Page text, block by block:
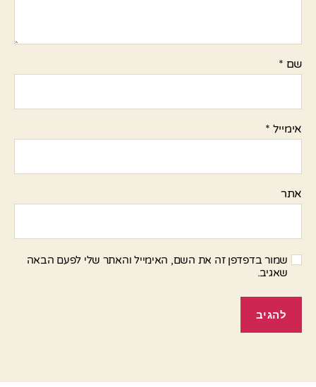
שם *
אימייל *
אתר
שמור בדפדפן זה את השם, האימייל והאתר שלי לפעם הבאה
שאגיב.